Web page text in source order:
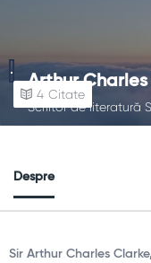
Arthur
Scriitor de literatură
4 Citate
Despre
Sir Arthur Charles